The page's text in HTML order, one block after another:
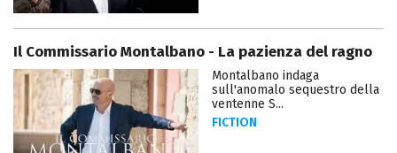
Il Commissario Montalbano - La pazienza del ragno
Montalbano indaga
sull'anomalo sequestro della
ventenne S...
FICTION